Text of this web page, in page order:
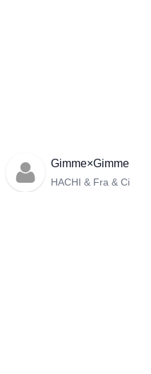
Gimme×Gimme
HACHI & Fra & Ci